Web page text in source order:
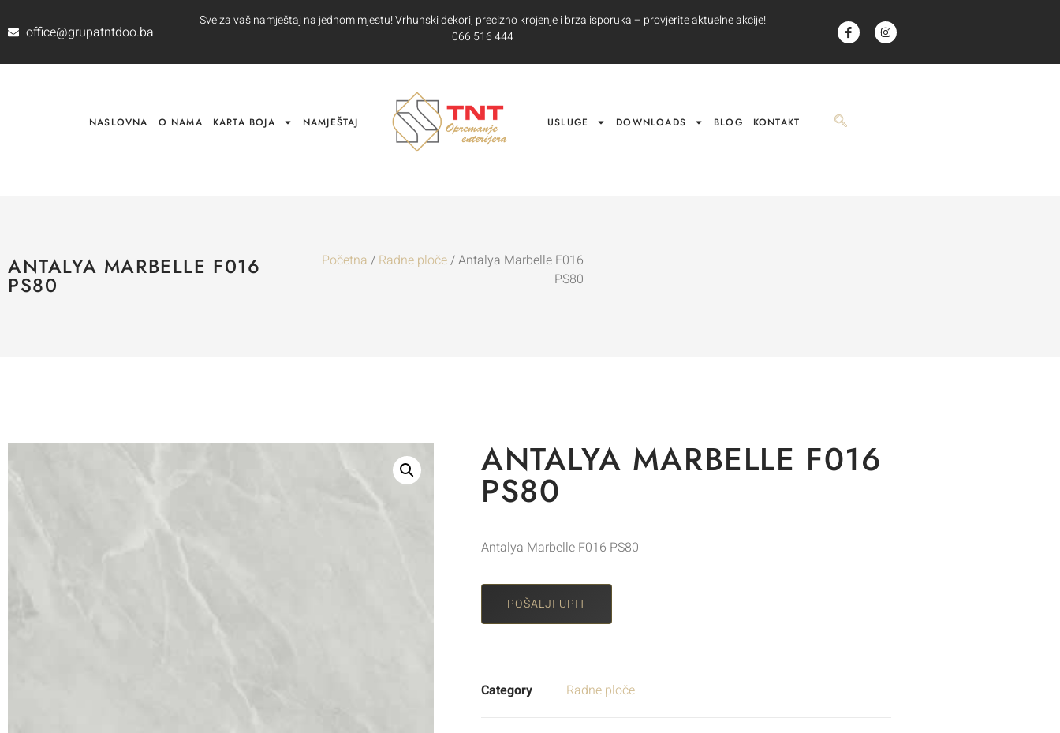
office@grupatntdoo.ba
Sve za vaš namještaj na jednom mjestu! Vrhunski dekori, precizno krojenje i brza isporuka – provjerite aktuelne akcije!
066 516 444
NASLOVNA O NAMA KARTA BOJA NAMJEŠTAJ USLUGE DOWNLOADS BLOG KONTAKT
ANTALYA MARBELLE F016
PS80
Početna / Radne ploče/ Antalya Marbelle F016
PS80
ANTALYA MARBELLE F016
PS80
Antalya Marbelle F016 PS80
POŠALJI UPIT
Category Radne ploče